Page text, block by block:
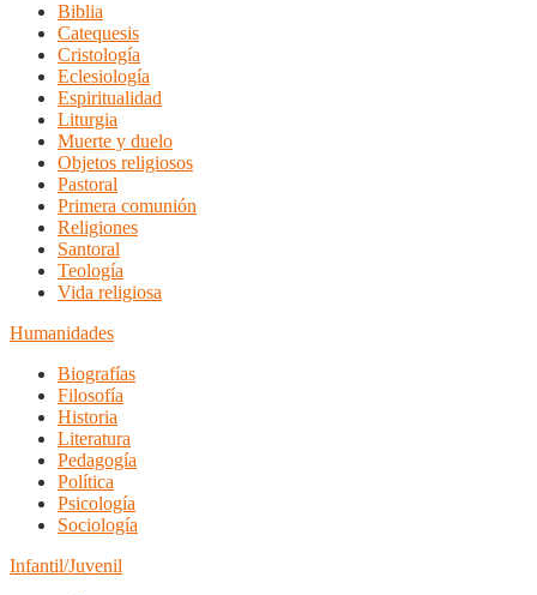
Biblia
Catequesis
Cristología
Eclesiología
Espiritualidad
Liturgia
Muerte y duelo
Objetos religiosos
Pastoral
Primera comunión
Religiones
Santoral
Teología
Vida religiosa
Humanidades
Biografías
Filosofía
Historia
Literatura
Pedagogía
Política
Psicología
Sociología
Infantil/Juvenil